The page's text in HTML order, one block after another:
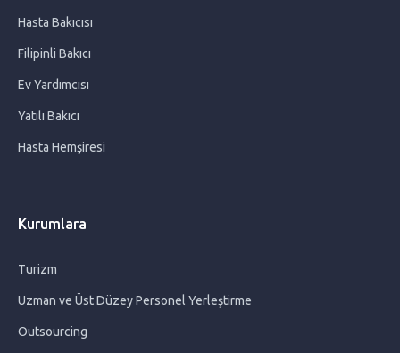
Ev Yardımcısı Seçerken Dikkat Edilmesi Gereken 10 Önemli
Evde Sık Temizlenmesi Gereken Eşyalar Hangileridir?
Bebek Bakıcısı Hakkında Merak Edilenler
Hasta Bakıcısı
Filipinli Bakıcı
Ev Yardımcısı
Yatılı Bakıcı
Hasta Hemşiresi
Kurumlara
Turizm
Uzman ve Üst Düzey Personel Yerleştirme
Outsourcing